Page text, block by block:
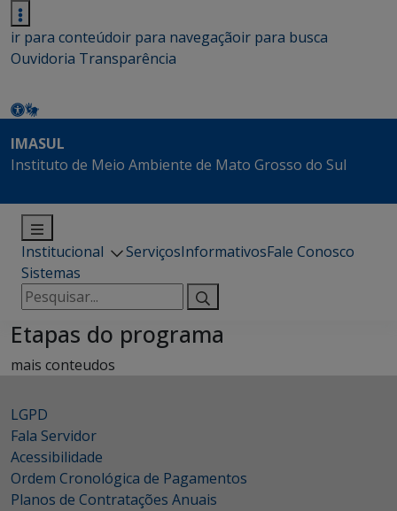
ir para conteúdoir para navegaçãoir para busca
Ouvidoria Transparência
IMASUL
Instituto de Meio Ambiente de Mato Grosso do Sul
Institucional ServiçosInformativosFale Conosco
Sistemas
Pesquisar
por:
Etapas do programa
mais conteudos
LGPD
Fala Servidor
Acessibilidade
Ordem Cronológica de Pagamentos
Planos de Contratações Anuais